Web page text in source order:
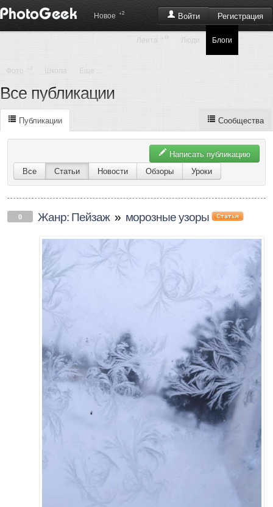
Войти Регистрация
Новое +2
Лента Люди Блоги
Фото Школа Еще ...
Все публикации
Публикации Сообщества
Написать публикацию
Все
Статьи Новости Обзоры Уроки
0 Жанр: Пейзаж » морозные узоры